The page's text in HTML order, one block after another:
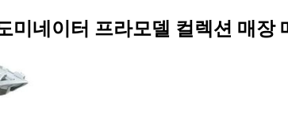
미네이터 프라모델 컬렉션 매장